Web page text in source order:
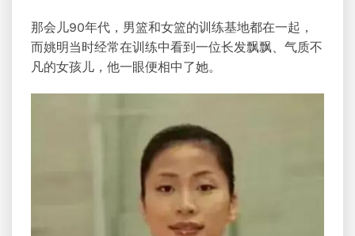
那会儿90年代，男篮和女篮的训练基地都在一起，
而姚明当时经常在训练中看到一位长发飘飘、气质不
凡的女孩儿，他一眼便相中了她。